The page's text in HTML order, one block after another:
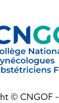
© CNGOF -